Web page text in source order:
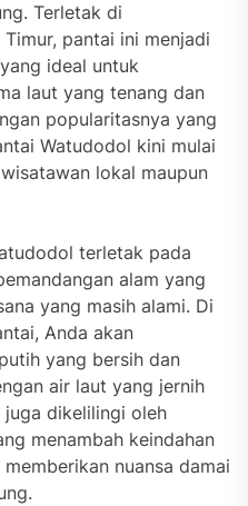
Terletak di
pantai ini menjadi
ideal untuk
laut yang tenang dan
popularitasnya yang
Watudodol kini mulai
lokal maupun
terletak pada
alam yang
yang masih alami. Di
Anda akan
yang bersih dan
air laut yang jernih
dikelilingi oleh
menambah keindahan
nuansa damai